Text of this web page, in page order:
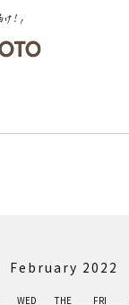
February 2022
WED THE FRI